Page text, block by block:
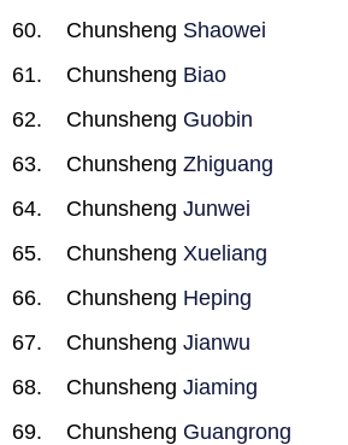
Chunsheng Shaowei
Chunsheng Biao
Chunsheng Guobin
Chunsheng Zhiguang
Chunsheng Junwei
Chunsheng Xueliang
Chunsheng Heping
Chunsheng Jianwu
Chunsheng Jiaming
Chunsheng Guangrong